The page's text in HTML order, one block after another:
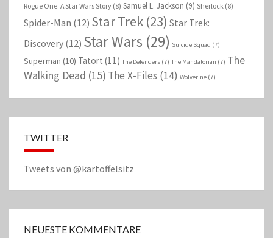
Rogue One: A Star Wars Story (8) Samuel L. Jackson (9) Sherlock (8)
Spider-Man (12) Star Trek (23) Star Trek:
Discovery (12) Star Wars (29) Suicide Squad (7)
Superman (10) Tatort (11) The Defenders (7) The Mandalorian (7) The
Walking Dead (15) The X-Files (14) Wolverine (7)
TWITTER
Tweets von @kartoffelsitz
NEUESTE KOMMENTARE